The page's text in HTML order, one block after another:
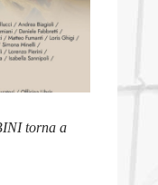
torna a